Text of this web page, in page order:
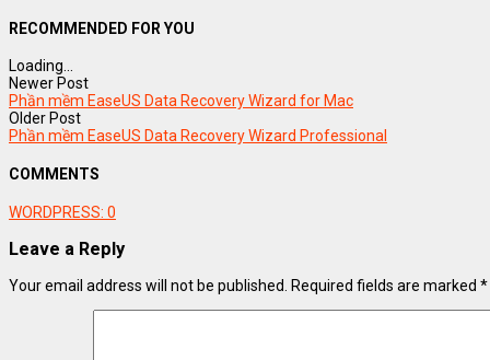
RECOMMENDED FOR YOU
Loading...
Newer Post
Phần mềm EaseUS Data Recovery Wizard for Mac
Older Post
Phần mềm EaseUS Data Recovery Wizard Professional
COMMENTS
WORDPRESS: 0
Leave a Reply
Your email address will not be published. Required fields are marked *